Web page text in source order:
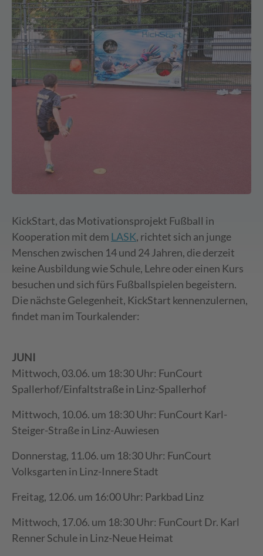
KickStart, das Motivationsprojekt Fußball in
Kooperation mit dem LASK, richtet sich an junge
Menschen zwischen 14 und 24 Jahren, die derzeit
keine Ausbildung wie Schule, Lehre oder einen Kurs
besuchen und sich fürs Fußballspielen begeistern.
Die nächste Gelegenheit, KickStart kennenzulernen,
findet man im Tourkalender:
JUNI
Mittwoch, 03.06. um 18:30 Uhr: FunCourt
Spallerhof/Einfaltstraße in Linz-Spallerhof
Mittwoch, 10.06. um 18:30 Uhr: FunCourt Karl-
Steiger-Straße in Linz-Auwiesen
Donnerstag, 11.06. um 18:30 Uhr: FunCourt
Volksgarten in Linz-Innere Stadt
Freitag, 12.06. um 16:00 Uhr: Parkbad Linz
Mittwoch, 17.06. um 18:30 Uhr: FunCourt Dr. Karl
Renner Schule in Linz-Neue Heimat